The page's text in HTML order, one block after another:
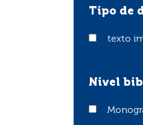
Tipo de
textotexto
Nivel
Monograph